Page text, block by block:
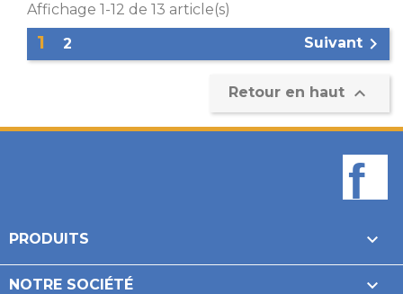
Affichage 1-12 de 13 article(s)
1 2 Suivant 
Retour en haut 
PRODUITS 
NOTRE SOCIÉTÉ 